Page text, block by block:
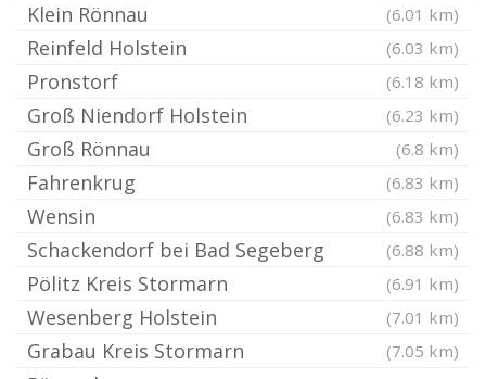
Klein Rönnau (6.01 km)
Reinfeld Holstein (6.03 km)
Pronstorf (6.18 km)
Groß Niendorf Holstein (6.23 km)
Groß Rönnau (6.8 km)
Fahrenkrug (6.83 km)
Wensin (6.83 km)
Schackendorf bei Bad Segeberg (6.88 km)
Pölitz Kreis Stormarn (6.91 km)
Wesenberg Holstein (7.01 km)
Grabau Kreis Stormarn (7.05 km)